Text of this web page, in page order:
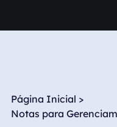
Página Inicial >
Notas para